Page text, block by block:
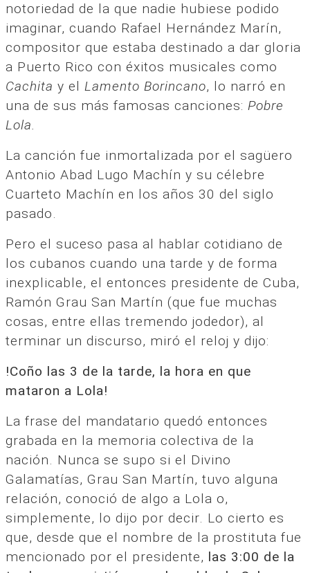
notoriedad de la que nadie hubiese podido
imaginar, cuando Rafael Hernández Marín,
compositor que estaba destinado a dar gloria
a Puerto Rico con éxitos musicales como
Cachita y el Lamento Borincano, lo narró en
una de sus más famosas canciones: Pobre
Lola.
La canción fue inmortalizada por el sagüero
Antonio Abad Lugo Machín y su célebre
Cuarteto Machín en los años 30 del siglo
pasado.
Pero el suceso pasa al hablar cotidiano de
los cubanos cuando una tarde y de forma
inexplicable, el entonces presidente de Cuba,
Ramón Grau San Martín (que fue muchas
cosas, entre ellas tremendo jodedor), al
terminar un discurso, miró el reloj y dijo:
!Coño las 3 de la tarde, la hora en que
mataron a Lola!
La frase del mandatario quedó entonces
grabada en la memoria colectiva de la
nación. Nunca se supo si el Divino
Galamatías, Grau San Martín, tuvo alguna
relación, conoció de algo a Lola o,
simplemente, lo dijo por decir. Lo cierto es
que, desde que el nombre de la prostituta fue
mencionado por el presidente, las 3:00 de la